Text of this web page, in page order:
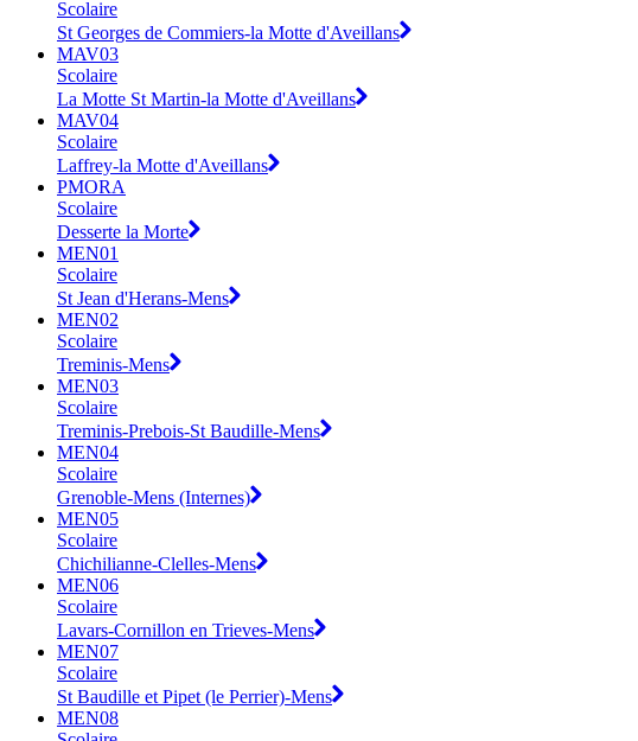
Scolaire
St Georges de Commiers-la Motte d'Aveillans
MAV03
Scolaire
La Motte St Martin-la Motte d'Aveillans
MAV04
Scolaire
Laffrey-la Motte d'Aveillans
PMORA
Scolaire
Desserte la Morte
MEN01
Scolaire
St Jean d'Herans-Mens
MEN02
Scolaire
Treminis-Mens
MEN03
Scolaire
Treminis-Prebois-St Baudille-Mens
MEN04
Scolaire
Grenoble-Mens (Internes)
MEN05
Scolaire
Chichilianne-Clelles-Mens
MEN06
Scolaire
Lavars-Cornillon en Trieves-Mens
MEN07
Scolaire
St Baudille et Pipet (le Perrier)-Mens
MEN08